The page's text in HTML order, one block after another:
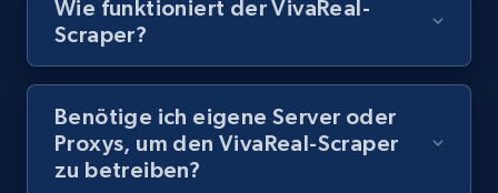
8.1K+
Youtube - Videos posts - Discovery records
by Explore page URL
Wie funktioniert der VivaReal-
Scraper?
Benötige ich eigene Server oder
Proxys, um den VivaReal-Scraper
zu betreiben?